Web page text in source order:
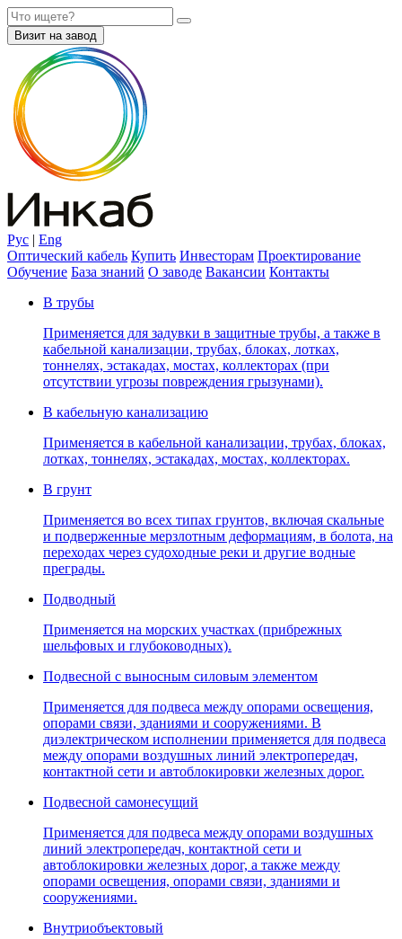
Визит на завод
Рус | Eng
Оптический кабель Купить Инвесторам Проектирование
Обучение База знаний О заводе Вакансии Контакты
В трубы
Применяется для задувки в защитные трубы, а также в
кабельной канализации, трубах, блоках, лотках,
тоннелях, эстакадах, мостах, коллекторах (при
отсутствии угрозы повреждения грызунами).
В кабельную канализацию
Применяется в кабельной канализации, трубах, блоках,
лотках, тоннелях, эстакадах, мостах, коллекторах.
В грунт
Применяется во всех типах грунтов, включая скальные
и подверженные мерзлотным деформациям, в болота, на
переходах через судоходные реки и другие водные
преграды.
Подводный
Применяется на морских участках (прибрежных
шельфовых и глубоководных).
Подвесной с выносным силовым элементом
Применяется для подвеса между опорами освещения,
опорами связи, зданиями и сооружениями. В
диэлектрическом исполнении применяется для подвеса
между опорами воздушных линий электропередач,
контактной сети и автоблокировки железных дорог.
Подвесной самонесущий
Применяется для подвеса между опорами воздушных
линий электропередач, контактной сети и
автоблокировки железных дорог, а также между
опорами освещения, опорами связи, зданиями и
сооружениями.
Внутриобъектовый